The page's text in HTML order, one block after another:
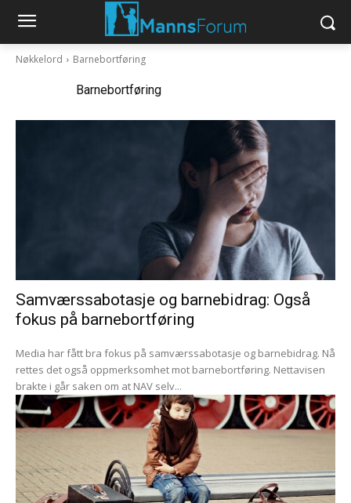
Nøkkelord Barnebortføring
Barnebortføring
Samværssabotasje og barnebidrag: Også
fokus på barnebortføring
Media har fått bra fokus på samværssabotasje og barnebidrag. Nå
rettes det også oppmerksomhet mot barnebortføring. Nettavisen
brakte i går saken om at NAV selv...